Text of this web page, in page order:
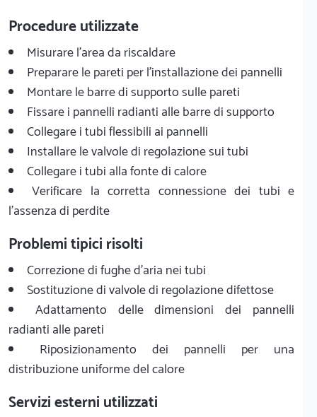
Procedure utilizzate
Misurare l'area da riscaldare
Preparare le pareti per l'installazione dei pannelli
Montare le barre di supporto sulle pareti
Fissare i pannelli radianti alle barre di supporto
Collegare i tubi flessibili ai pannelli
Installare le valvole di regolazione sui tubi
Collegare i tubi alla fonte di calore
Verificare la corretta connessione dei tubi e
l'assenza di perdite
Problemi tipici risolti
Correzione di fughe d'aria nei tubi
Sostituzione di valvole di regolazione difettose
Adattamento delle dimensioni dei pannelli
radianti alle pareti
Riposizionamento dei pannelli per una
distribuzione uniforme del calore
Servizi esterni utilizzati